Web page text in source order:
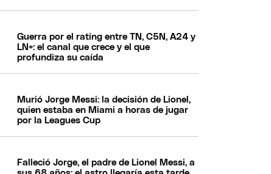
Guerra por el rating entre TN, C5N, A24 y
LN+: el canal que crece y el que
profundiza su caída
Murió Jorge Messi: la decisión de Lionel,
quien estaba en Miami a horas de jugar
por la Leagues Cup
Falleció Jorge, el padre de Lionel Messi, a